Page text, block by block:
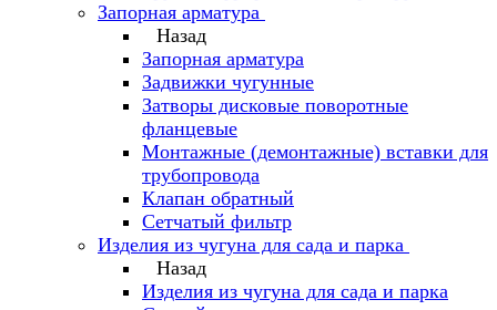
Запорная арматура
Назад
Запорная арматура
Задвижки чугунные
Затворы дисковые поворотные
фланцевые
Монтажные (демонтажные) вставки для
трубопровода
Клапан обратный
Сетчатый фильтр
Изделия из чугуна для сада и парка
Назад
Изделия из чугуна для сада и парка